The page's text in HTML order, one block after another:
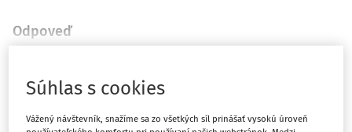
Odpoveď
Máte predplatné?
Súhlas s cookies
Vážený návštevník, snažíme sa zo všetkých síl prinášať vysokú úroveň